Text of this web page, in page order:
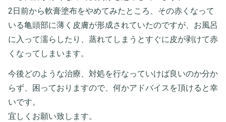
2日前から軟膏塗布をやめてみたところ、その赤くなって
いる亀頭部に薄く皮膚が形成されていたのですが、お風呂
に入って濡らしたり、蒸れてしまうとすぐに皮が剥けて赤
くなってしまいます。
今後どのような治療、対処を行なっていけば良いのか分か
らず、困っておりますので、何かアドバイスを頂けると幸
いです。
宜しくお願い致します。